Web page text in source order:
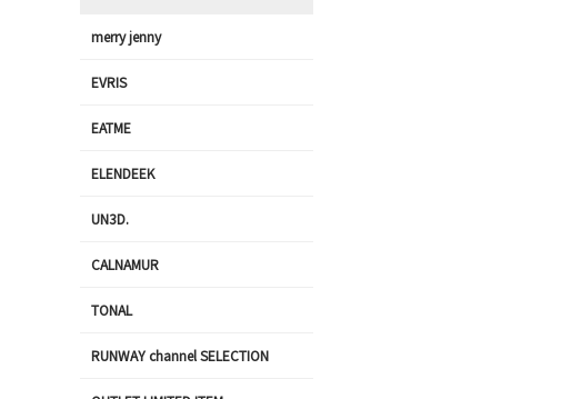
merry jenny
EVRIS
EATME
ELENDEEK
UN3D.
CALNAMUR
TONAL
RUNWAY channel SELECTION